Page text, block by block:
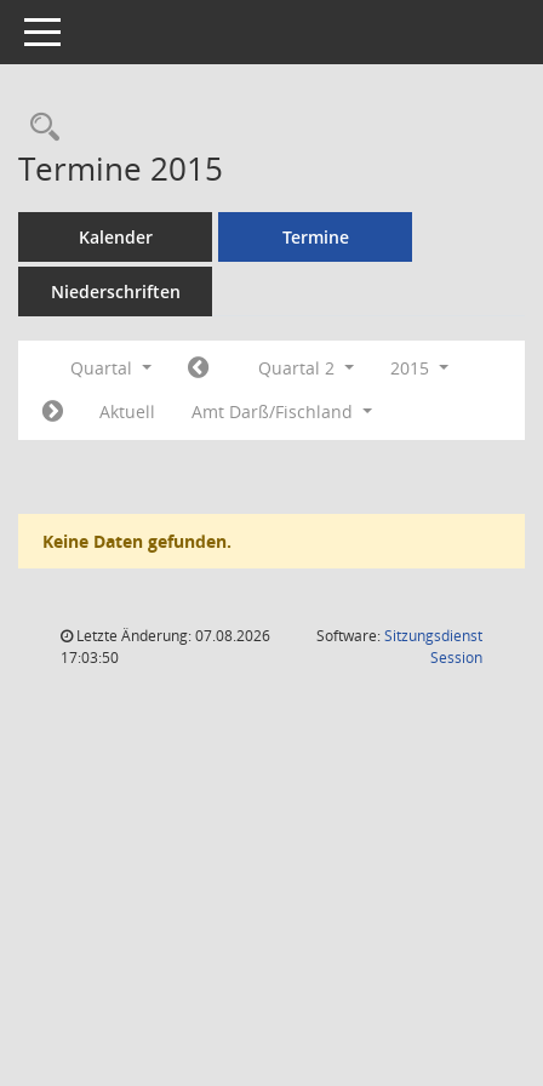
Toggle navigation
Rechercheauswahl
Termine 2015
Kalender Termine
Niederschriften
Quartal Quartal 2
2015
Aktuell
Amt Darß/Fischland
Keine Daten gefunden.
Letzte Änderung: 07.08.2026
17:03:50
Software:Sitzungsdienst
Session(Wird in